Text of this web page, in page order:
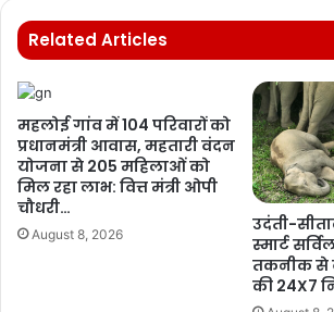
Related Articles
महलोई गांव में 104 परिवारों को
प्रधानमंत्री आवास, महतारी वंदन
योजना से 205 महिलाओं को
मिल रहा लाभ: वित्त मंत्री ओपी
चौधरी…
August 8, 2026
उदंती-
स्मार्ट
तकनीक से
की 24X7